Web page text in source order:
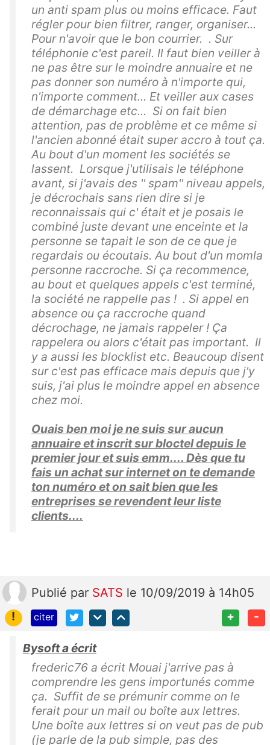
un anti spam plus ou moins efficace. Faut
régler pour bien filtrer, ranger, organiser...
Pour n'avoir que le bon courrier. . Sur
téléphonie c'est pareil. Il faut bien veiller à
ne pas être sur le moindre annuaire et ne
pas donner son numéro à n'importe qui,
n'importe comment... Et veiller aux cases
de démarchage etc... Si on fait bien
attention, pas de problème et ce même si
l'ancien abonné était super accro à tout ça.
Au bout d'un moment les sociétés se
lassent. Lorsque j'utilisais le téléphone
avant, si j'avais des '' spam'' niveau appels,
je décrochais sans rien dire si je
reconnaissais qui c' était et je posais le
combiné juste devant une enceinte et la
personne se tapait le son de ce que je
regardais ou écoutais. Au bout d'un momla
personne raccroche. Si ça recommence,
au bout et quelques appels c'est terminé,
la société ne rappelle pas ! . Si appel en
absence ou ça raccroche quand
décrochage, ne jamais rappeler ! Ça
rappelera ou alors c'était pas important. Il
y a aussi les blocklist etc. Beaucoup disent
sur c'est pas efficace mais depuis que j'y
suis, j'ai plus le moindre appel en absence
chez moi.
Ouais ben moi je ne suis sur aucun
annuaire et inscrit sur bloctel depuis le
premier jour et suis emm.... Dès que tu
fais un achat sur internet on te demande
ton numéro et on sait bien que les
entreprises se revendent leur liste
clients....
Publié par SATS le 10/09/2019 à 14h05
!
citer + -
Bysoft a écrit
frederic76 a écrit Mouai j'arrive pas à
comprendre les gens importunés comme
ça. Suffit de se prémunir comme on le
ferait pour un mail ou boîte aux lettres.
Une boîte aux lettres si on veut pas de pub
(je parle de la pub simple, pas des